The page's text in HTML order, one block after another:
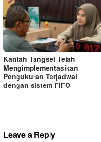
Kantah Tangsel Telah
Mengimplementasikan
Pengukuran Terjadwal
dengan sistem FIFO
Leave a Reply